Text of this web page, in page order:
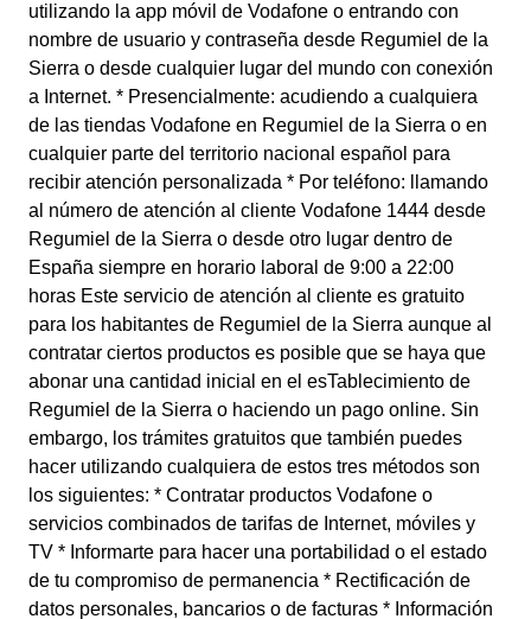
utilizando la app móvil de Vodafone o entrando con
nombre de usuario y contraseña desde Regumiel de la
Sierra o desde cualquier lugar del mundo con conexión
a Internet. * Presencialmente: acudiendo a cualquiera
de las tiendas Vodafone en Regumiel de la Sierra o en
cualquier parte del territorio nacional español para
recibir atención personalizada * Por teléfono: llamando
al número de atención al cliente Vodafone 1444 desde
Regumiel de la Sierra o desde otro lugar dentro de
España siempre en horario laboral de 9:00 a 22:00
horas Este servicio de atención al cliente es gratuito
para los habitantes de Regumiel de la Sierra aunque al
contratar ciertos productos es posible que se haya que
abonar una cantidad inicial en el esTablecimiento de
Regumiel de la Sierra o haciendo un pago online. Sin
embargo, los trámites gratuitos que también puedes
hacer utilizando cualquiera de estos tres métodos son
los siguientes: * Contratar productos Vodafone o
servicios combinados de tarifas de Internet, móviles y
TV * Informarte para hacer una portabilidad o el estado
de tu compromiso de permanencia * Rectificación de
datos personales, bancarios o de facturas * Información